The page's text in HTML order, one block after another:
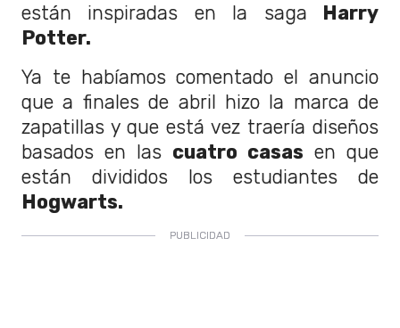
están inspiradas en la saga Harry
Potter.
Ya te habíamos comentado el anuncio
que a finales de abril hizo la marca de
zapatillas y que está vez traería diseños
basados en las cuatro casas en que
están divididos los estudiantes de
Hogwarts.